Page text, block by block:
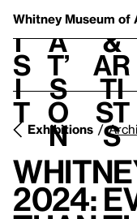
Whitney Museum of
V
i
s
i
t
h
a
t’
s
o
n
t
&
Ar
ti
st
s
Exhibitions
2024: